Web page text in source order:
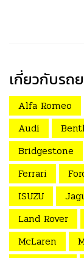
เกี่ยวกับรถ
Alfa Romeo
Audi
Bridgestone
Ferrari
ISUZU
Land Rover
McLaren